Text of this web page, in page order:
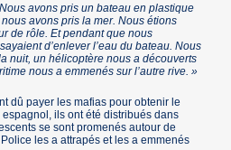
avons pris un bateau en plastique
avons pris la mer. Nous étions
de rôle. Et pendant que nous
d’enlever l’eau du bateau. Nous
nuit, un hélicoptère nous a découverts
nous a emmenés sur l’autre rive. »
dû payer les mafias pour obtenir le
ils ont été distribués dans
se sont promenés autour de
les a attrapés et les a emmenés